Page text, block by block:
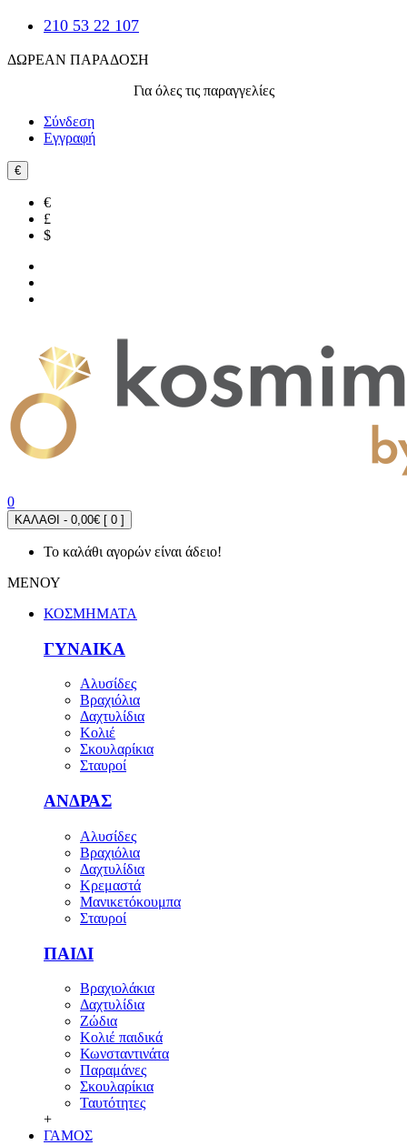
210 53 22 107
ΔΩΡΕΑΝ ΠΑΡΑΔΟΣΗ
Για όλες τις παραγγελίες
Σύνδεση
Εγγραφή
€
€
£
$
0
ΚΑΛΑΘΙ - 0,00€ [ 0 ]
Το καλάθι αγορών είναι άδειο!
ΜΕΝΟΥ
ΚΟΣΜΗΜΑΤΑ
ΓΥΝΑΙΚΑ
Αλυσίδες
Βραχιόλια
Δαχτυλίδια
Κολιέ
Σκουλαρίκια
Σταυροί
ΑΝΔΡΑΣ
Αλυσίδες
Βραχιόλια
Δαχτυλίδια
Κρεμαστά
Μανικετόκουμπα
Σταυροί
ΠΑΙΔΙ
Βραχιολάκια
Δαχτυλίδια
Ζώδια
Κολιέ παιδικά
Κωνσταντινάτα
Παραμάνες
Σκουλαρίκια
Ταυτότητες
+
ΓΑΜΟΣ